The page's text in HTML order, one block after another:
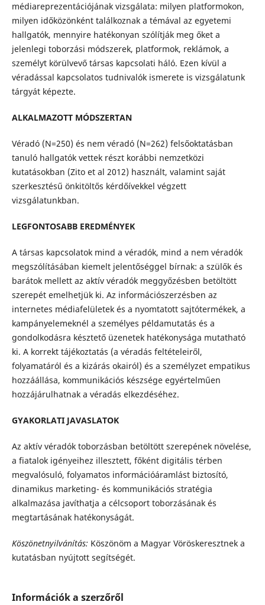
médiareprezentációjának vizsgálata: milyen platformokon,
milyen időközönként találkoznak a témával az egyetemi
hallgatók, mennyire hatékonyan szólítják meg őket a
jelenlegi toborzási módszerek, platformok, reklámok, a
személyt körülvevő társas kapcsolati háló. Ezen kívül a
véradással kapcsolatos tudnivalók ismerete is vizsgálatunk
tárgyát képezte.
ALKALMAZOTT MÓDSZERTAN
Véradó (N=250) és nem véradó (N=262) felsőoktatásban
tanuló hallgatók vettek részt korábbi nemzetközi
kutatásokban (Zito et al 2012) használt, valamint saját
szerkesztésű önkitöltős kérdőívekkel végzett
vizsgálatunkban.
LEGFONTOSABB EREDMÉNYEK
A társas kapcsolatok mind a véradók, mind a nem véradók
megszólításában kiemelt jelentőséggel bírnak: a szülők és
barátok mellett az aktív véradók meggyőzésben betöltött
szerepét emelhetjük ki. Az információszerzésben az
internetes médiafelületek és a nyomtatott sajtótermékek, a
kampányelemeknél a személyes példamutatás és a
gondolkodásra késztető üzenetek hatékonysága mutatható
ki. A korrekt tájékoztatás (a véradás feltételeiről,
folyamatáról és a kizárás okairól) és a személyzet empatikus
hozzáállása, kommunikációs készsége egyértelműen
hozzájárulhatnak a véradás elkezdéséhez.
GYAKORLATI JAVASLATOK
Az aktív véradók toborzásban betöltött szerepének növelése,
a fiatalok igényeihez illesztett, főként digitális térben
megvalósuló, folyamatos információáramlást biztosító,
dinamikus marketing- és kommunikációs stratégia
alkalmazása javíthatja a célcsoport toborzásának és
megtartásának hatékonyságát.
Köszönetnyilvánítás: Köszönöm a Magyar Vöröskeresztnek a
kutatásban nyújtott segítségét.
Információk a szerzőről